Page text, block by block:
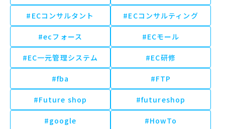
#ECコンサルタント #ECコンサルティング
#ecフォース #ECモール
#EC一元管理システム #EC研修
#fba #FTP
#Future shop #futureshop
#google #HowTo